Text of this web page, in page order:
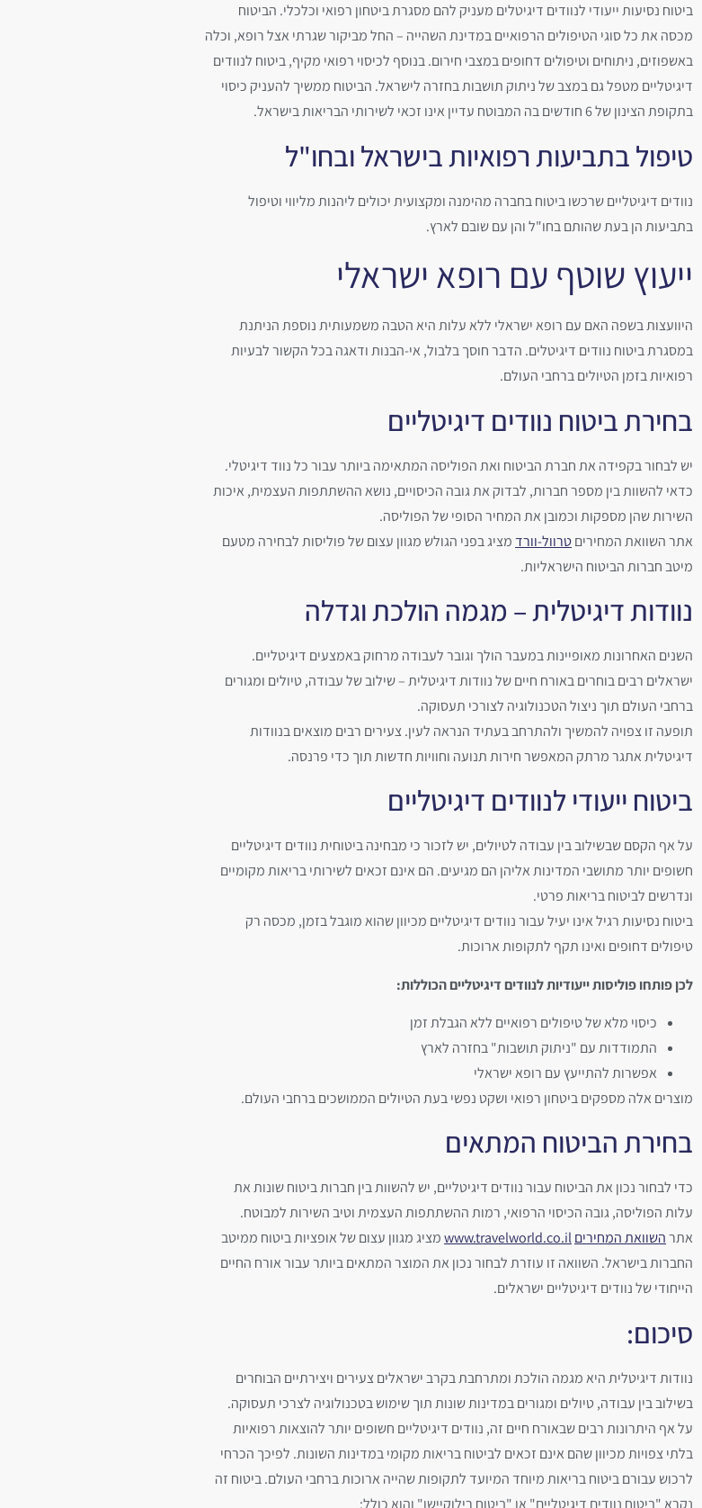
ביטוח נסיעות ייעודי לנוודים דיגיטלים מעניק להם מסגרת ביטחון רפואי וכלכלי. הביטוח
מכסה את כל סוגי הטיפולים הרפואיים במדינת השהייה – החל מביקור שגרתי אצל רופא, וכלה
באשפוזים, ניתוחים וטיפולים דחופים במצבי חירום. בנוסף לכיסוי רפואי מקיף, ביטוח לנוודים
דיגיטליים מטפל גם במצב של ניתוק תושבות בחזרה לישראל. הביטוח ממשיך להעניק כיסוי
בתקופת הצינון של 6 חודשים בה המבוטח עדיין אינו זכאי לשירותי הבריאות בישראל.‏
טיפול בתביעות רפואיות בישראל ובחו"ל
נוודים דיגיטליים שרכשו ביטוח בחברה מהימנה ומקצועית יכולים ליהנות מליווי וטיפול
בתביעות הן בעת שהותם בחו"ל והן עם שובם לארץ.
ייעוץ שוטף עם רופא ישראלי
היוועצות בשפה האם עם רופא ישראלי ללא עלות היא הטבה משמעותית נוספת הניתנת
במסגרת ביטוח נוודים דיגיטלים. הדבר חוסך בלבול, אי-הבנות ודאגה בכל הקשור לבעיות
רפואיות בזמן הטיולים ברחבי העולם.
בחירת ביטוח נוודים דיגיטליים
יש לבחור בקפידה את חברת הביטוח ואת הפוליסה המתאימה ביותר עבור כל נווד דיגיטלי.
כדאי להשוות בין מספר חברות, לבדוק את גובה הכיסויים, נושא ההשתתפות העצמית, איכות
השירות שהן מספקות וכמובן את המחיר הסופי של הפוליסה.
אתר השוואת המחיריםטרוול-וורדמציג בפני הגולש מגוון עצום של פוליסות לבחירה מטעם
מיטב חברות הביטוח הישראליות.
נוודות דיגיטלית – מגמה הולכת וגדלה
השנים האחרונות מאופיינות במעבר הולך וגובר לעבודה מרחוק באמצעים דיגיטליים.
ישראלים רבים בוחרים באורח חיים של נוודות דיגיטלית – שילוב של עבודה, טיולים ומגורים
ברחבי העולם תוך ניצול הטכנולוגיה לצורכי תעסוקה.
תופעה זו צפויה להמשיך ולהתרחב בעתיד הנראה לעין. צעירים רבים מוצאים בנוודות
דיגיטלית אתגר מרתק המאפשר חירות תנועה וחוויות חדשות תוך כדי פרנסה.
ביטוח ייעודי לנוודים דיגיטליים
על אף הקסם שבשילוב בין עבודה לטיולים, יש לזכור כי מבחינה ביטוחית נוודים דיגיטליים
חשופים יותר מתושבי המדינות אליהן הם מגיעים. הם אינם זכאים לשירותי בריאות מקומיים
ונדרשים לביטוח בריאות פרטי.
ביטוח נסיעות רגיל אינו יעיל עבור נוודים דיגיטליים מכיוון שהוא מוגבל בזמן, מכסה רק
טיפולים דחופים ואינו תקף לתקופות ארוכות.
לכן פותחו פוליסות ייעודיות לנוודים דיגיטליים הכוללות:
כיסוי מלא של טיפולים רפואיים ללא הגבלת זמן
התמודדות עם "ניתוק תושבות" בחזרה לארץ
אפשרות להתייעץ עם רופא ישראלי
מוצרים אלה מספקים ביטחון רפואי ושקט נפשי בעת הטיולים הממושכים ברחבי העולם.
בחירת הביטוח המתאים
כדי לבחור נכון את הביטוח עבור נוודים דיגיטליים, יש להשוות בין חברות ביטוח שונות את
עלות הפוליסה, גובה הכיסוי הרפואי, רמות ההשתתפות העצמית וטיב השירות למבוטח.
אתרהשוואת המחיריםwww.travelworld.co.ilמציג מגוון עצום של אופציות ביטוח ממיטב
החברות בישראל. השוואה זו עוזרת לבחור נכון את המוצר המתאים ביותר עבור אורח החיים
הייחודי של נוודים דיגיטליים ישראלים.
סיכום:
נוודות דיגיטלית היא מגמה הולכת ומתרחבת בקרב ישראלים צעירים ויצירתיים הבוחרים
בשילוב בין עבודה, טיולים ומגורים במדינות שונות תוך שימוש בטכנולוגיה לצרכי תעסוקה.
על אף היתרונות רבים שבאורח חיים זה, נוודים דיגיטליים חשופים יותר להוצאות רפואיות
בלתי צפויות מכיוון שהם אינם זכאים לביטוח בריאות מקומי במדינות השונות. לפיכך הכרחי
לרכוש עבורם ביטוח בריאות מיוחד המיועד לתקופות שהייה ארוכות ברחבי העולם. ביטוח זה
נקרא "ביטוח נוודים דיגיטליים" או "ביטוח רילוקיישן" והוא כולל: